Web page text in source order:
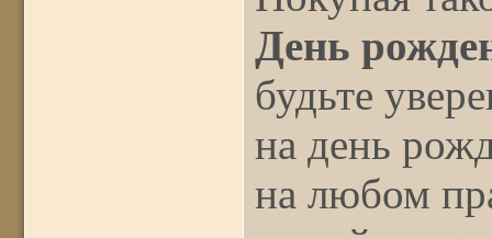
День
будьте
на день
на любом